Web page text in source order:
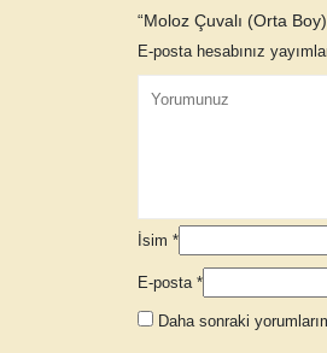
“Moloz Çuvalı (Orta
E-posta hesabınız
İsim *
E-posta *
Daha sonraki